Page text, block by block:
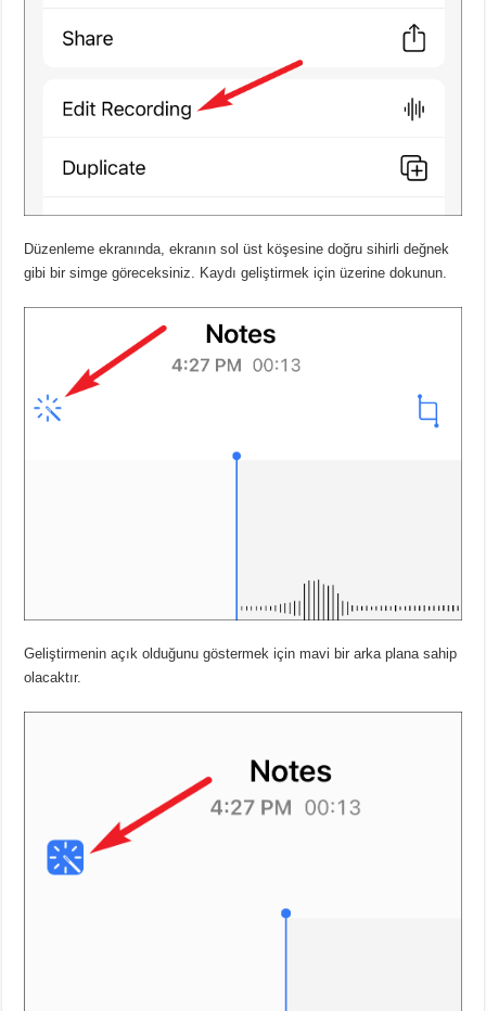
Düzenleme ekranında, ekranın sol üst köşesine doğru sihirli değnek
gibi bir simge göreceksiniz. Kaydı geliştirmek için üzerine dokunun.
Geliştirmenin açık olduğunu göstermek için mavi bir arka plana sahip
olacaktır.